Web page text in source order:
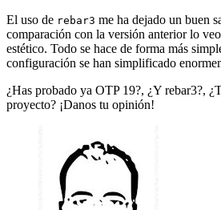
El uso de rebar3 me ha dejado un buen
comparación con la versión anterior lo
estético. Todo se hace de forma más
configuración se han simplificado
¿Has probado ya OTP 19?, ¿Y rebar3?,
proyecto? ¡Danos tu opinión!